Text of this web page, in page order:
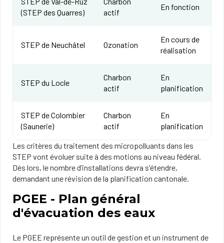
(STEP des Quarres)
actif
En fonction
STEP de Neuchâtel Ozonation
En cours de
réalisation
STEP du Locle
Charbon
actif
En
planification
STEP de Colombier
(Saunerie)
Charbon
actif
En
planification
Les critères du traitement des micropolluants dans les
STEP vont évoluer suite à des motions au niveau fédéral.
Dès lors, le nombre d’installations devra s'étendre,
demandant une révision de la planification cantonale.
PGEE - Plan général
d'évacuation des eaux
Le PGEE représente un outil de gestion et un instrument de